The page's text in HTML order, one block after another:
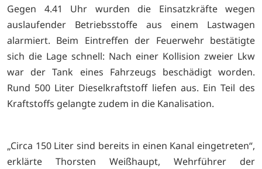
Gegen 4.41 Uhr wurden die Einsatzkräfte wegen
auslaufender Betriebsstoffe aus einem Lastwagen
alarmiert. Beim Eintreffen der Feuerwehr bestätigte
sich die Lage schnell: Nach einer Kollision zweier Lkw
war der Tank eines Fahrzeugs beschädigt worden.
Rund 500 Liter Dieselkraftstoff liefen aus. Ein Teil des
Kraftstoffs gelangte zudem in die Kanalisation.
„Circa 150 Liter sind bereits in einen Kanal eingetreten“,
erklärte Thorsten Weißhaupt, Wehrführer der